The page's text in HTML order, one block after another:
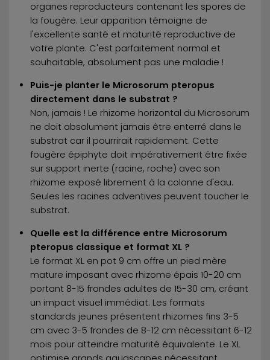
organes reproducteurs contenant les spores de
la fougère. Leur apparition témoigne de
l'excellente santé et maturité reproductive de
votre plante. C'est parfaitement normal et
souhaitable, absolument pas une maladie !
Puis-je planter le Microsorum pteropus
directement dans le substrat ?
Non, jamais ! Le rhizome horizontal du Microsorum
ne doit absolument jamais être enterré dans le
substrat car il pourrirait rapidement. Cette
fougère épiphyte doit impérativement être fixée
sur support inerte (racine, roche) avec son
rhizome exposé librement à la colonne d'eau.
Seules les racines adventives peuvent toucher le
substrat.
Quelle est la différence entre Microsorum
pteropus classique et format XL ?
Le format XL en pot 9 cm offre un pied mère
mature imposant avec rhizome épais 10-20 cm
portant 8-15 frondes adultes de 15-30 cm, créant
un impact visuel immédiat. Les formats
standards jeunes présentent rhizomes fins 3-5
cm avec 3-5 frondes de 8-12 cm nécessitant 6-12
mois pour atteindre maturité équivalente. Le XL